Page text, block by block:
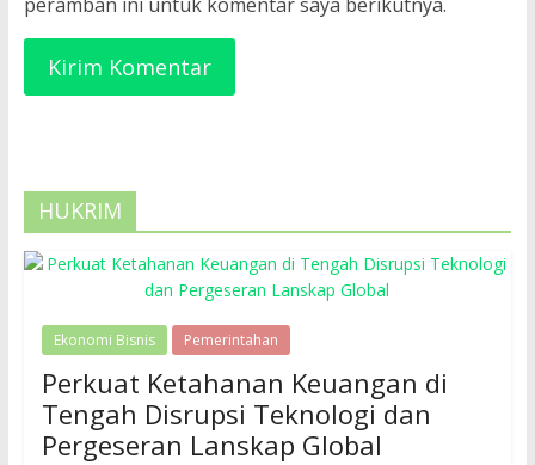
peramban ini untuk komentar saya berikutnya.
HUKRIM
Ekonomi Bisnis Pemerintahan
Perkuat Ketahanan Keuangan di
Tengah Disrupsi Teknologi dan
Pergeseran Lanskap Global